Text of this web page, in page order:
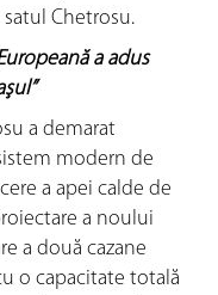
Chetrosu.
a adus
a demarat
modern de
a apei calde de
a noului
a două cazane
o capacitate totală